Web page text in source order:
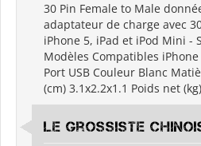
30 Pin Female to Male
adaptateur de charge avec
iPhone 5, iPad et iPod Mini -
Modèles Compatibles
Port USB Couleur Blanc
(cm) 3.1x2.2x1.1 Poids net
Le grossiste